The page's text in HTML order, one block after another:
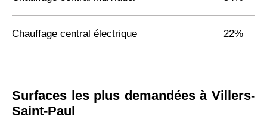
Chauffage central électrique 22%
Surfaces les plus demandées à Villers-
Saint-Paul